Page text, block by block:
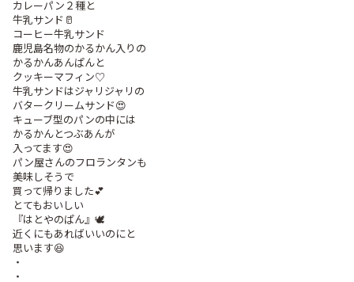
カレーパン２種と
牛乳サンド🥛
コーヒー牛乳サンド
鹿児島名物のかるかん入りの
かるかんあんぱんと
クッキーマフィン♡
牛乳サンドはジャリジャリの
バタークリームサンド😍
キューブ型のパンの中には
かるかんとつぶあんが
入ってます😍
パン屋さんのフロランタンも
美味しそうで
買って帰りました💕
とてもおいしい
『はとやのぱん』🕊️
近くにもあればいいのにと
思います😆
・